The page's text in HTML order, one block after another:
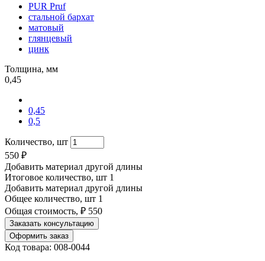
PUR Pruf
стальной бархат
матовый
глянцевый
цинк
Толщина, мм
0,45
0,45
0,5
Количество, шт
550 ₽
Добавить материал другой длины
Итоговое количество, шт 1
Добавить материал другой длины
Общее количество, шт 1
Общая стоимость, ₽ 550
Заказать консультацию
Оформить заказ
Код товара: 008-0044